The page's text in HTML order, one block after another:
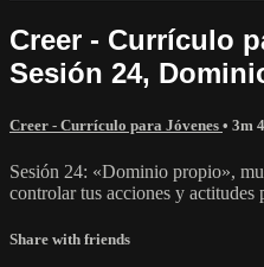
Creer - Currículo
Sesión 24,
Creer - Currículo para Jóvenes • 3m
Sesión 24: «Dominio propio»,
controlar tus acciones y actitudes
Share with friends